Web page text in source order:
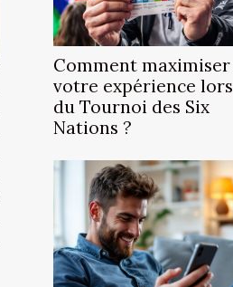
Comment maximiser
votre expérience lors
du Tournoi des Six
Nations ?